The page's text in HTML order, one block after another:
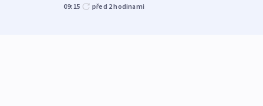
09:15 před 2hodinami